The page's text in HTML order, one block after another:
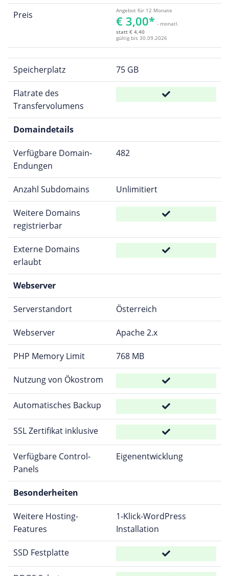
Preis Angebot für 12 Monate
€ 3,00* - monatl.
statt € 4,40
gültig bis 30.09.2026
Speicherplatz 75 GB
Flatrate des
Transfervolumens
Domaindetails
Verfügbare Domain-
Endungen
482
Anzahl Subdomains Unlimitiert
Weitere Domains
registrierbar
Externe Domains
erlaubt
Webserver
Serverstandort Österreich
Webserver Apache 2.x
PHP Memory Limit 768 MB
Nutzung von Ökostrom
Automatisches Backup
SSL Zertifikat inklusive
Verfügbare Control-
Panels
Eigenentwicklung
Besonderheiten
Weitere Hosting-
Features
1-Klick-WordPress
Installation
SSD Festplatte